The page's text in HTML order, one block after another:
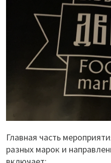
Главная часть
разных марок и